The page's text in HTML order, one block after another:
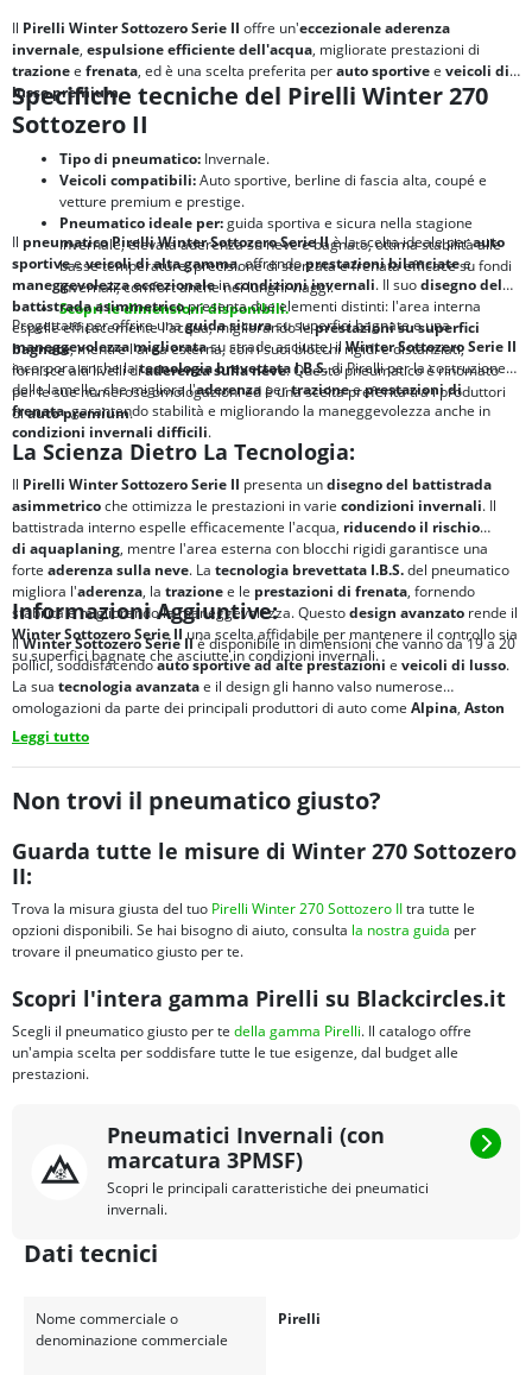
Il Pirelli Winter Sottozero Serie II offre un'eccezionale aderenza
invernale, espulsione efficiente dell'acqua, migliorate prestazioni di
trazionee frenata, ed è una scelta preferita perauto sportivee veicoli di
lusso premium.
Specifiche tecniche del Pirelli Winter 270
Sottozero II
Tipo di pneumatico: Invernale.
Veicoli compatibili:Auto sportive, berline di fascia alta, coupé e
vetture premium e prestige.
Pneumatico ideale per:guida sportiva e sicura nella stagione
invernale, elevata aderenza su neve e bagnato, ottima stabilità alle
basse temperature, precisione di sterzata e frenata efficace su fondi
invernali, comfort anche nei lunghi viaggi.
Scopri le dimensioni disponibili.
Il pneumatico Pirelli Winter Sottozero Serie IIè la scelta ideale perauto
sportiveeveicoli di alta gamma, offrendoprestazioni bilanciatee
maneggevolezza eccezionaleincondizioni invernali. Il suodisegno del
battistrada asimmetricopresenta due elementi distinti: l'area interna
espelle efficacemente l'acqua, migliorando leprestazioni su superfici
bagnate, mentre l'area esterna, con i suoi blocchi rigidi e distanziati,
fornisce alti livelli diaderenza sulla neve. Questo pneumatico è rinomato
per le sue numerose omologazioni ed è una scelta preferita tra i produttori
diauto premium.
Progettato per offrire unaguida sicurasu superfici bagnate e una
maneggevolezza miglioratasu strade asciutte, il Winter Sottozero Serie II
incorpora anche latecnologia brevettataI.B.S.di Pirelli per la costruzione
delle lamelle, che migliora l'aderenzapertrazioneeprestazioni di
frenata, garantendo stabilità e migliorando la maneggevolezza anche in
condizioni invernali difficili.
La Scienza Dietro La Tecnologia:
Il Pirelli Winter Sottozero Serie II presenta undisegno del battistrada
asimmetricoche ottimizza le prestazioni in varie condizioni invernali. Il
battistrada interno espelle efficacemente l'acqua, riducendo il rischio
di aquaplaning, mentre l'area esterna con blocchi rigidi garantisce una
forte aderenza sulla neve. La tecnologia brevettata I.B.S.del pneumatico
migliora l'aderenza, la trazionee le prestazioni di frenata, fornendo
stabilità e migliorando la maneggevolezza. Questodesign avanzato rende il
Winter Sottozero Serie IIuna scelta affidabile per mantenere il controllo sia
su superfici bagnate che asciutte in condizioni invernali.
Informazioni Aggiuntive:
IlWinter Sottozero Serie IIè disponibile in dimensioni che vanno da 19 a 20
pollici, soddisfacendoauto sportive ad alte prestazioni e veicoli di lusso.
La sua tecnologia avanzatae il design gli hanno valso numerose
omologazioni da parte dei principali produttori di auto come Alpina, Aston
Martin
Audi
Leggi tutto
Non trovi il pneumatico giusto?
Guarda tutte le misure di Winter 270 Sottozero
II:
Trova la misura giusta del tuo Pirelli Winter 270 Sottozero IItra tutte le
opzioni disponibili. Se hai bisogno di aiuto, consulta la nostra guida per
trovare il pneumatico giusto per te.
Scopri l'intera gamma Pirelli su Blackcircles.it
Scegli il pneumatico giusto per te della gamma Pirelli. Il catalogo offre
un'ampia scelta per soddisfare tutte le tue esigenze, dal budget alle
prestazioni.
Pneumatici Invernali (con
marcatura 3PMSF)
Scopri le principali caratteristiche dei pneumatici
invernali.
Dati tecnici
Nome commerciale o
denominazione commerciale
Pirelli